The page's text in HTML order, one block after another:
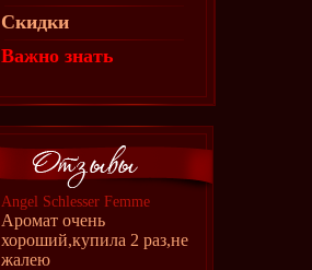
Скидки
Важно знать
Angel Schlesser Femme
Аромат очень
хороший,купила 2 раз,не
жалею